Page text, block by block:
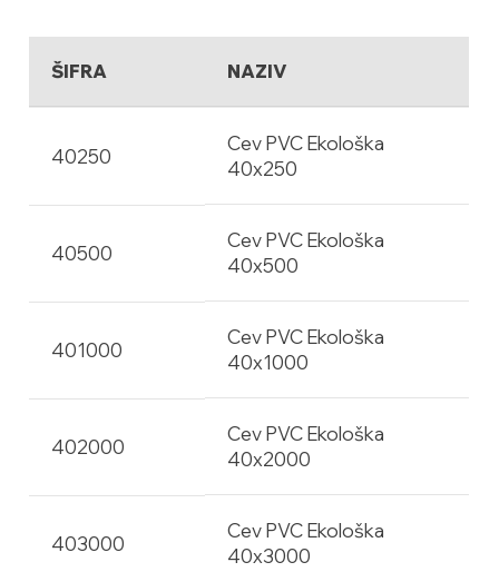
ŠIFRA NAZIV
40250
Cev PVC Ekološka
40x250
40500
Cev PVC Ekološka
40x500
401000
Cev PVC Ekološka
40x1000
402000
Cev PVC Ekološka
40x2000
403000
Cev PVC Ekološka
40x3000